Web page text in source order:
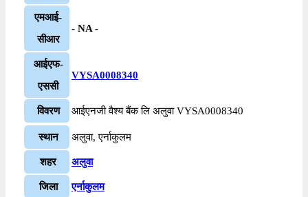
एमआई-
सीआर
- NA -
आईएफ-
एससी
VYSA0008340
विवरण आईएनजी वैश्य बैंक लि अलुवा VYSA0008340
स्थान अलुवा, एर्नाकुलम
शहर अलुवा
जिला एर्नाकुलम